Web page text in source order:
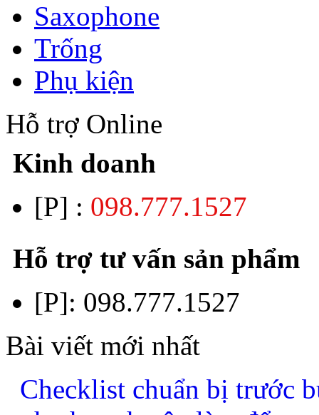
Saxophone
Trống
Phụ kiện
Hỗ trợ Online
Kinh doanh
[P] : 098.777.1527
Hỗ trợ tư vấn sản phẩm
[P]: 098.777.1527
Bài viết mới nhất
Checklist chuẩn bị trước